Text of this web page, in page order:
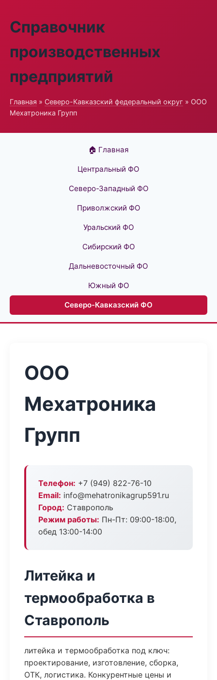
Справочник
производственных
предприятий
Главная » Северо-Кавказский федеральный округ » ООО
Мехатроника Групп
🏠 Главная
Центральный ФО
Северо-Западный ФО
Приволжский ФО
Уральский ФО
Сибирский ФО
Дальневосточный ФО
Южный ФО
Северо-Кавказский ФО
ООО
Мехатроника
Групп
Телефон: +7 (949) 822-76-10
Email: info@mehatronikagrup591.ru
Город: Ставрополь
Режим работы: Пн-Пт: 09:00-18:00,
обед 13:00-14:00
Литейка и
термообработка в
Ставрополь
литейка и термообработка под ключ:
проектирование, изготовление, сборка,
ОТК, логистика. Конкурентные цены и